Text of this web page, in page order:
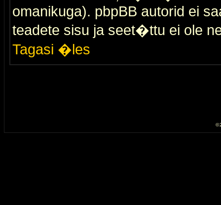
omanikuga). pbpBB autorid ei
teadete sisu ja seet�ttu ei ole
Tagasi �les
©